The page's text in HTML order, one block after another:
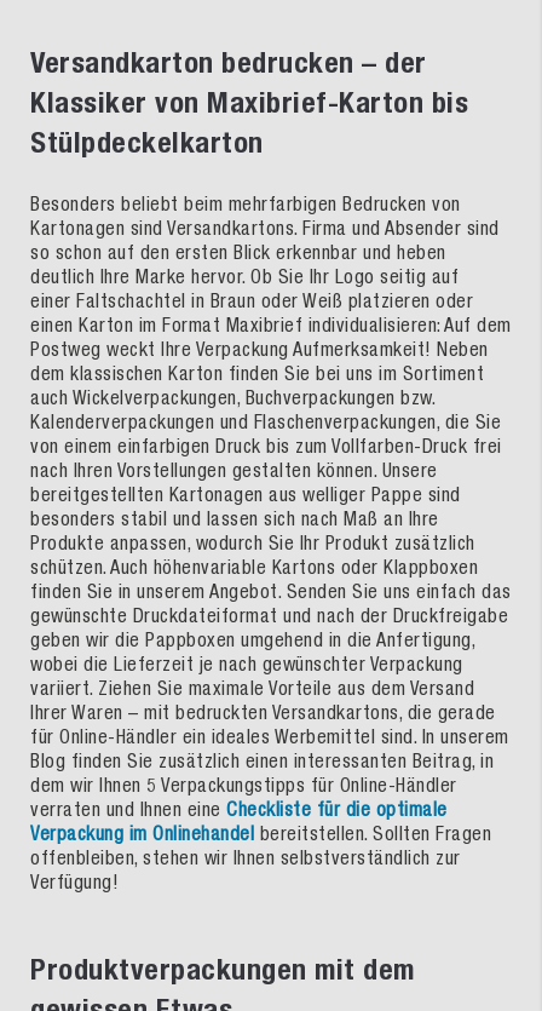
Versandkarton bedrucken – der
Klassiker von Maxibrief-Karton bis
Stülpdeckelkarton
Besonders beliebt beim mehrfarbigen Bedrucken von
Kartonagen sind Versandkartons. Firma und Absender sind
so schon auf den ersten Blick erkennbar und heben
deutlich Ihre Marke hervor. Ob Sie Ihr Logo seitig auf
einer Faltschachtel in Braun oder Weiß platzieren oder
einen Karton im Format Maxibrief individualisieren: Auf dem
Postweg weckt Ihre Verpackung Aufmerksamkeit! Neben
dem klassischen Karton finden Sie bei uns im Sortiment
auch Wickelverpackungen, Buchverpackungen bzw.
Kalenderverpackungen und Flaschenverpackungen, die Sie
von einem einfarbigen Druck bis zum Vollfarben-Druck frei
nach Ihren Vorstellungen gestalten können. Unsere
bereitgestellten Kartonagen aus welliger Pappe sind
besonders stabil und lassen sich nach Maß an Ihre
Produkte anpassen, wodurch Sie Ihr Produkt zusätzlich
schützen. Auch höhenvariable Kartons oder Klappboxen
finden Sie in unserem Angebot. Senden Sie uns einfach das
gewünschte Druckdateiformat und nach der Druckfreigabe
geben wir die Pappboxen umgehend in die Anfertigung,
wobei die Lieferzeit je nach gewünschter Verpackung
variiert. Ziehen Sie maximale Vorteile aus dem Versand
Ihrer Waren – mit bedruckten Versandkartons, die gerade
für Online-Händler ein ideales Werbemittel sind. In unserem
Blog finden Sie zusätzlich einen interessanten Beitrag, in
dem wir Ihnen 5 Verpackungstipps für Online-Händler
verraten und Ihnen eine Checkliste für die optimale
Verpackung im Onlinehandel bereitstellen. Sollten Fragen
offenbleiben, stehen wir Ihnen selbstverständlich zur
Verfügung!
Produktverpackungen mit dem